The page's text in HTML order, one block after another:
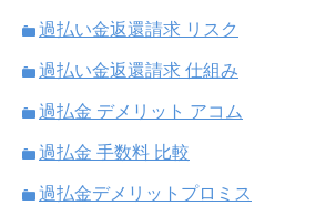
過払い金返還請求 リスク
過払い金返還請求 仕組み
過払金 デメリット アコム
過払金 手数料 比較
過払金デメリットプロミス